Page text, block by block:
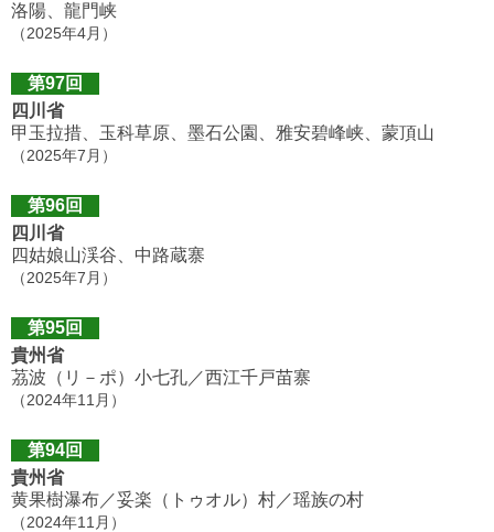
洛陽、龍門峡
（2025年4月）
第97回
四川省
甲玉拉措、玉科草原、墨石公園、雅安碧峰峡、蒙頂山
（2025年7月）
第96回
四川省
四姑娘山渓谷、中路蔵寨
（2025年7月）
第95回
貴州省
茘波（リ－ポ）小七孔／西江千戸苗寨
（2024年11月）
第94回
貴州省
黄果樹瀑布／妥楽（トゥオル）村／瑶族の村
（2024年11月）